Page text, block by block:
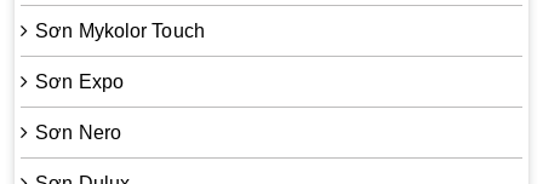
Sơn Mykolor Touch
Sơn Expo
Sơn Nero